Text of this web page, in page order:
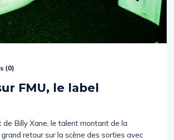
(0)
FMU, le label
Billy Xane, le talent montant de la
retour sur la scène des sorties avec